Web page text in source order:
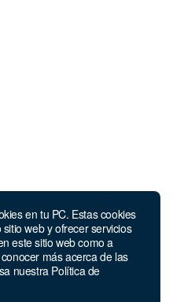
en tu PC. Estas cookies
web y ofrecer servicios
este sitio web como a
más acerca de las
nuestra Política de